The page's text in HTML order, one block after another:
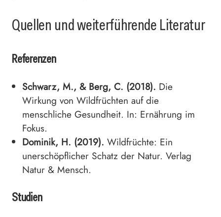
Quellen und weiterführende Literatur
Referenzen
Schwarz, M., & Berg, C. (2018). Die
Wirkung von Wildfrüchten auf die
menschliche Gesundheit. In: Ernährung im
Fokus.
Dominik, H. (2019). Wildfrüchte: Ein
unerschöpflicher Schatz der Natur. Verlag
Natur & Mensch.
Studien